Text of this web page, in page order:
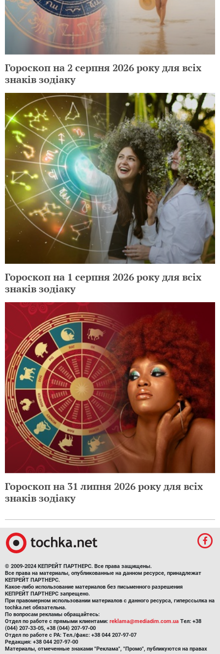
Гороскоп на 2 серпня 2026 року для всіх
знаків зодіаку
Гороскоп на 1 серпня 2026 року для всіх
знаків зодіаку
Гороскоп на 31 липня 2026 року для всіх
знаків зодіаку
© 2009-2024 КЕПРЕЙТ ПАРТНЕРС. Все права защищены.
Все права на материалы, опубликованные на данном ресурсе, принадлежат
КЕПРЕЙТ ПАРТНЕРС.
Какое-либо использование материалов без письменного разрешения
КЕПРЕЙТ ПАРТНЕРС запрещено.
При правомерном использовании материалов с данного ресурса, гиперссылка на
tochka.net обязательна.
По вопросам рекламы обращайтесь:
Отдел по работе с прямыми клиентами: reklama@mediadim.com.ua Тел: +38
(044) 207-33-05, +38 (044) 207-97-00
Отдел по работе с РА: Тел./факс: +38 044 207-97-07
Редакция: +38 044 207-97-00
Материалы, отмеченные знаками "Реклама", "Промо", публикуются на правах